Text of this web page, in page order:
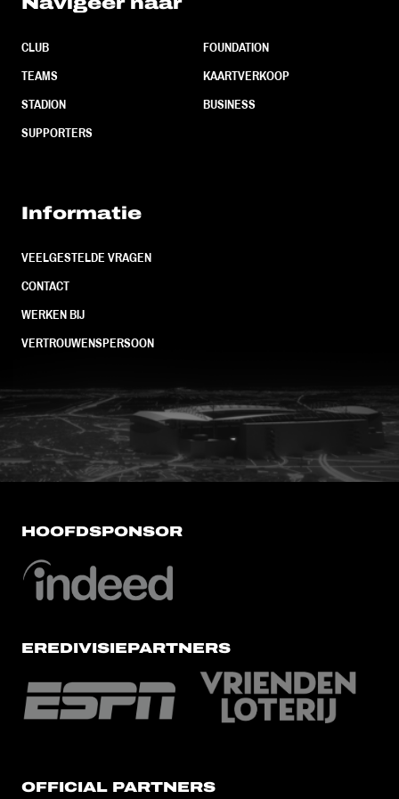
CLUB
TEAMS
STADION
SUPPORTERS
FOUNDATION
KAARTVERKOOP
BUSINESS
Informatie
VEELGESTELDE VRAGEN
CONTACT
WERKEN BIJ
VERTROUWENSPERSOON
FC Utrecht<br>vanuit<br>het
HOOFDSPONSOR
EREDIVISIEPARTNERS
OFFICIAL PARTNERS